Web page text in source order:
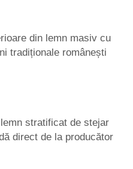
din lemn masiv cu
tradiționale românești
stratificat de stejar
direct de la producător